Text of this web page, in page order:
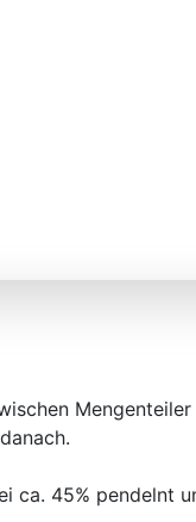
ca. 45% pendelnt